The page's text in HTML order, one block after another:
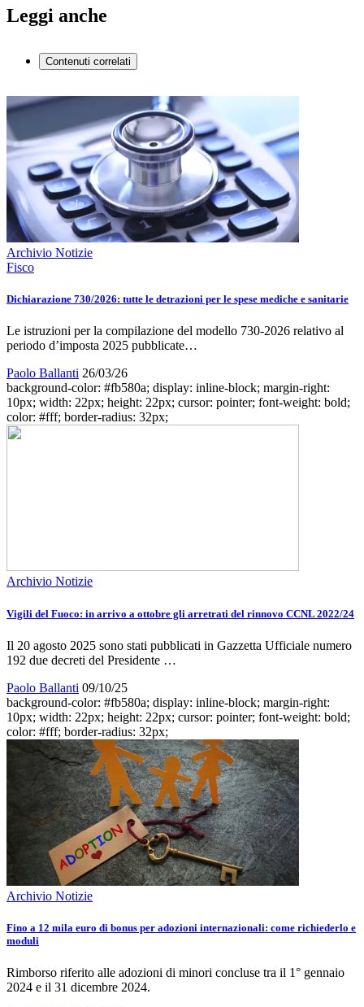
Leggi anche
Contenuti correlati
Archivio Notizie
Fisco
Dichiarazione 730/2026: tutte le detrazioni per le spese mediche e sanitarie
Le istruzioni per la compilazione del modello 730-2026 relativo al
periodo d’imposta 2025 pubblicate…
Paolo Ballanti 26/03/26
background-color: #fb580a; display: inline-block; margin-right:
10px; width: 22px; height: 22px; cursor: pointer; font-weight: bold;
color: #fff; border-radius: 32px;
Archivio Notizie
Vigili del Fuoco: in arrivo a ottobre gli arretrati del rinnovo CCNL 2022/24
Il 20 agosto 2025 sono stati pubblicati in Gazzetta Ufficiale numero
192 due decreti del Presidente …
Paolo Ballanti 09/10/25
background-color: #fb580a; display: inline-block; margin-right:
10px; width: 22px; height: 22px; cursor: pointer; font-weight: bold;
color: #fff; border-radius: 32px;
Archivio Notizie
Fino a 12 mila euro di bonus per adozioni internazionali: come richiederlo e
moduli
Rimborso riferito alle adozioni di minori concluse tra il 1° gennaio
2024 e il 31 dicembre 2024.